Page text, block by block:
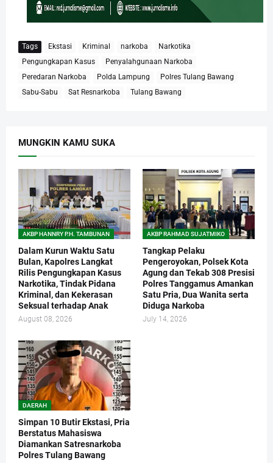
Tags Ekstasi Kriminal narkoba
Narkotika
Pengungkapan Kasus
Penyalahgunaan Narkoba
Peredaran Narkoba
Polda Lampung
Polres Tulang Bawang
Sabu-Sabu
Sat Resnarkoba Tulang Bawang
MUNGKIN KAMU SUKA
AKBP HANNRY P.H. TAMBUNAN
Dalam Kurun Waktu Satu
Bulan, Kapolres Langkat
Rilis Pengungkapan Kasus
Narkotika, Tindak Pidana
Kriminal, dan Kekerasan
Seksual terhadap Anak
August 08, 2026
AKBP RAHMAD SUJATMIKO
Tangkap Pelaku
Pengeroyokan, Polsek Kota
Agung dan Tekab 308 Presisi
Polres Tanggamus Amankan
Satu Pria, Dua Wanita serta
Diduga Narkoba
July 14, 2026
DAERAH
Simpan 10 Butir Ekstasi, Pria
Berstatus Mahasiswa
Diamankan Satresnarkoba
Polres Tulang Bawang